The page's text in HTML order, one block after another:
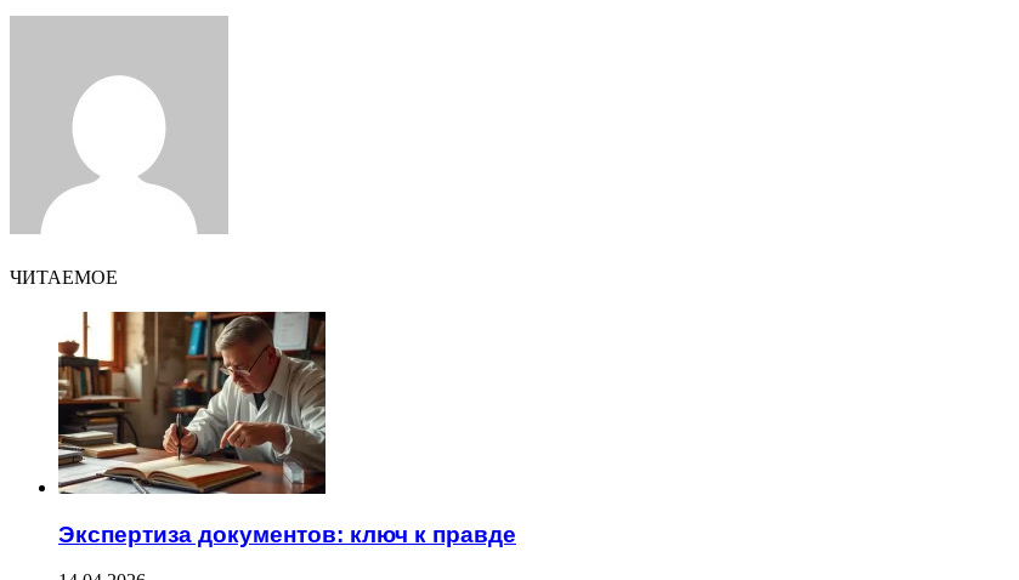
ЧИТАЕМОЕ
Экспертиза документов: ключ к правде